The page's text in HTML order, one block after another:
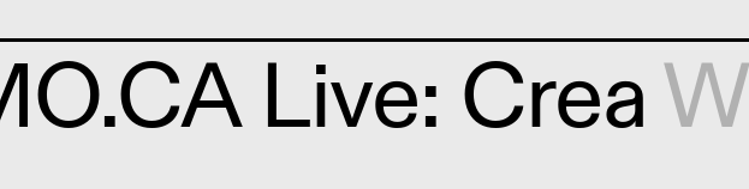
Live: Crea